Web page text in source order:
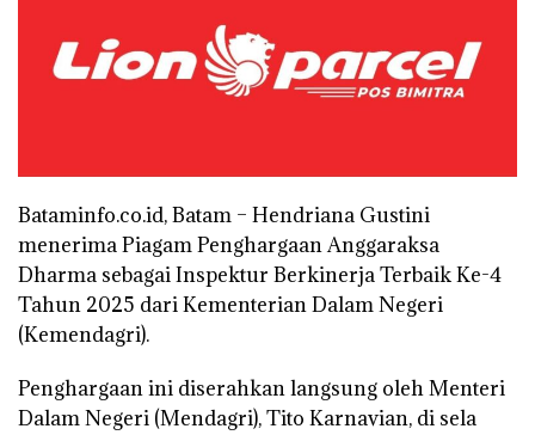
Bataminfo.co.id, Batam – Hendriana Gustini
menerima Piagam Penghargaan Anggaraksa
Dharma sebagai Inspektur Berkinerja Terbaik Ke-4
Tahun 2025 dari Kementerian Dalam Negeri
(Kemendagri).
Penghargaan ini diserahkan langsung oleh Menteri
Dalam Negeri (Mendagri), Tito Karnavian, di sela